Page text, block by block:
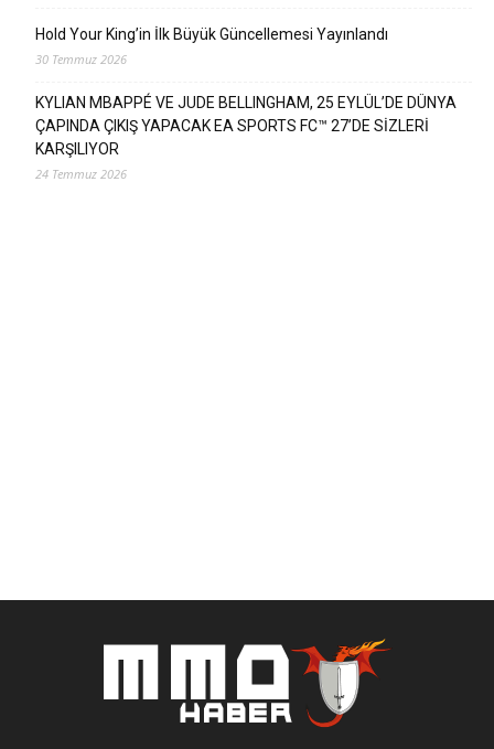
Hold Your King’in İlk Büyük Güncellemesi Yayınlandı
30 Temmuz 2026
KYLIAN MBAPPÉ VE JUDE BELLINGHAM, 25 EYLÜL’DE DÜNYA
ÇAPINDA ÇIKIŞ YAPACAK EA SPORTS FC™ 27’DE SİZLERİ
KARŞILIYOR
24 Temmuz 2026